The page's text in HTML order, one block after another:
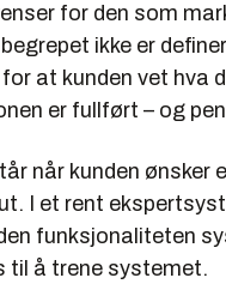
for den som
ikke er
at kunden vet hva
er fullført – og
når kunden ønsker
I et rent
funksjonaliteten
til å trene systemet.